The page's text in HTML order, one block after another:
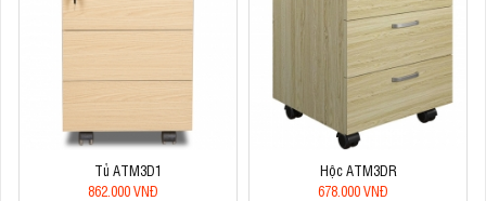
Tủ ATM3D1
862.000 VNĐ
Hộc ATM3DR
678.000 VNĐ